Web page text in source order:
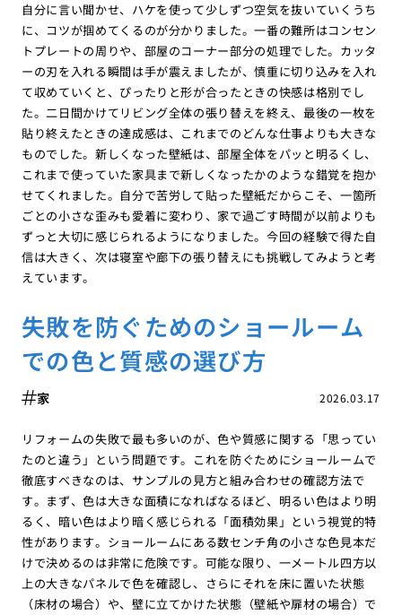
自分に言い聞かせ、ハケを使って少しずつ空気を抜いていくうち
に、コツが掴めてくるのが分かりました。一番の難所はコンセン
トプレートの周りや、部屋のコーナー部分の処理でした。カッタ
ーの刃を入れる瞬間は手が震えましたが、慎重に切り込みを入れ
て収めていくと、ぴったりと形が合ったときの快感は格別でし
た。二日間かけてリビング全体の張り替えを終え、最後の一枚を
貼り終えたときの達成感は、これまでのどんな仕事よりも大きな
ものでした。新しくなった壁紙は、部屋全体をパッと明るくし、
これまで使っていた家具まで新しくなったかのような錯覚を抱か
せてくれました。自分で苦労して貼った壁紙だからこそ、一箇所
ごとの小さな歪みも愛着に変わり、家で過ごす時間が以前よりも
ずっと大切に感じられるようになりました。今回の経験で得た自
信は大きく、次は寝室や廊下の張り替えにも挑戦してみようと考
えています。
失敗を防ぐためのショールーム
での色と質感の選び方
2026.03.17
家
リフォームの失敗で最も多いのが、色や質感に関する「思ってい
たのと違う」という問題です。これを防ぐためにショールームで
徹底すべきなのは、サンプルの見方と組み合わせの確認方法で
す。まず、色は大きな面積になればなるほど、明るい色はより明
るく、暗い色はより暗く感じられる「面積効果」という視覚的特
性があります。ショールームにある数センチ角の小さな色見本だ
けで決めるのは非常に危険です。可能な限り、一メートル四方以
上の大きなパネルで色を確認し、さらにそれを床に置いた状態
（床材の場合）や、壁に立てかけた状態（壁紙や扉材の場合）で